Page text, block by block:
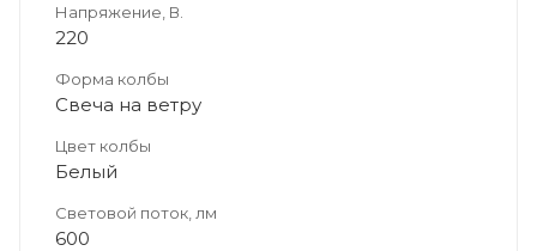
Напряжение, В.
220
Форма колбы
Свеча на ветру
Цвет колбы
Белый
Световой поток, лм
600